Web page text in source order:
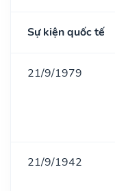
Sự kiện quốc tế
21/9/1979
21/9/1942